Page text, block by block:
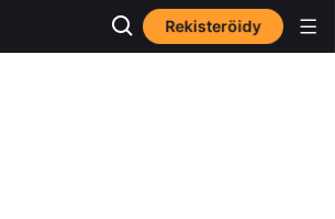
Rekisteröidy